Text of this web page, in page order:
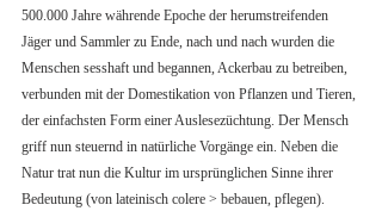
500.000 Jahre währende Epoche der herumstreifenden
Jäger und Sammler zu Ende, nach und nach wurden die
Menschen sesshaft und begannen, Ackerbau zu betreiben,
verbunden mit der Domestikation von Pflanzen und Tieren,
der einfachsten Form einer Auslesezüchtung. Der Mensch
griff nun steuernd in natürliche Vorgänge ein. Neben die
Natur trat nun die Kultur im ursprünglichen Sinne ihrer
Bedeutung (von lateinisch colere > bebauen, pflegen).